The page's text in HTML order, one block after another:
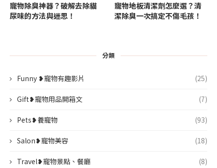
寵物除臭神器？破解去除貓
尿味的方法與迷思！
寵物地板清潔劑怎麼選？清
潔除臭一次搞定不傷毛孩！
分類
Funny ❥寵物有趣影片 (25)
Gift❥寵物用品開箱文 (7)
Pets❥養寵物 (93)
Salon❥寵物美容 (18)
Travel❥寵物景點、餐廳 (8)